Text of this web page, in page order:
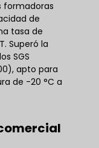
formadoras
de
tasa de
Superó la
SGS
apto para
de -20 °C a